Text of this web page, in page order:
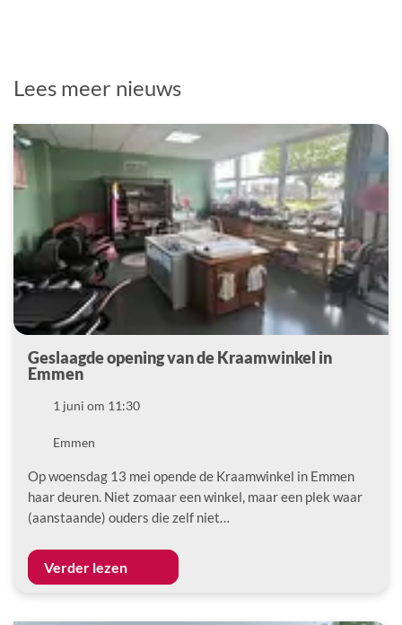
Lees meer nieuws
Geslaagde opening van de Kraamwinkel in
Emmen
Datum1 juni om 11:30
LocatieEmmen
Op woensdag 13 mei opende de Kraamwinkel in Emmen
haar deuren. Niet zomaar een winkel, maar een plek waar
(aanstaande) ouders die zelf niet…
Verder lezen